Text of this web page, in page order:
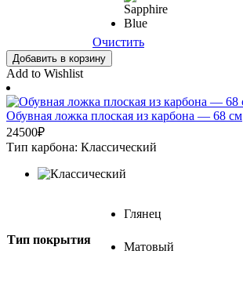
Очистить
Добавить в корзину
Add to Wishlist
Обувная ложка плоская из карбона — 68 см
24500₽
Тип карбона: Классический
Тип покрытия
Глянец
Матовый